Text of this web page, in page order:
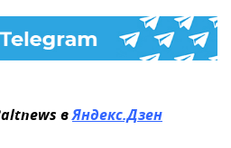
вЯндекс.Дзен